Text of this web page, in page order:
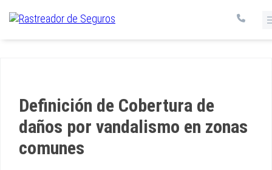
Definición de Cobertura de
daños por vandalismo en zonas
comunes